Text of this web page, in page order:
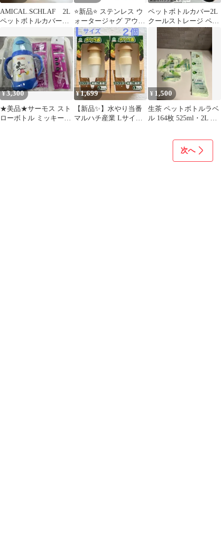
AMICAL.SCHLAF 2L
ペットボトルカバー
⭐️新品⭐️ ステンレス ウ
ォータージャグ アウト
ドア 水筒 2L 保温 保冷
ペットボトルカバー2L
クールストレージ ペッ
トボトル保冷カバー （
ボトルカバー 保冷 ボト
ルケース ホルダー スト
ラップ付き 大きい ペッ
トボトルホルダー ペッ
トボトル ケース カバー
持ち手付き ショルダー
ベルト 持ち運び 保護 )
¥3,300
★美品★サーモス スト
ローボトル ミッキーマ
¥1,699
【新品✨】水やり当番
マルハチ産業 Lサイズ
¥ 1,500
生茶 ペットボトルラベ
ル 164枚 525ml・2L 工
次へ